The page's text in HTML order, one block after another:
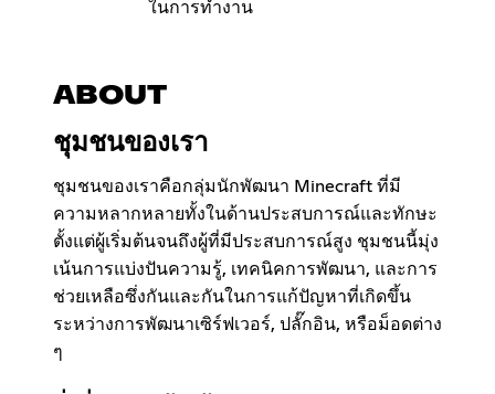
ในการทำงาน
ABOUT
ชุมชนของเรา
ชุมชนของเราคือกลุ่มนักพัฒนา Minecraft ที่มี
ความหลากหลายทั้งในด้านประสบการณ์และทักษะ
ตั้งแต่ผู้เริ่มต้นจนถึงผู้ที่มีประสบการณ์สูง ชุมชนนี้มุ่ง
เน้นการแบ่งปันความรู้, เทคนิคการพัฒนา, และการ
ช่วยเหลือซึ่งกันและกันในการแก้ปัญหาที่เกิดขึ้น
ระหว่างการพัฒนาเซิร์ฟเวอร์, ปลั๊กอิน, หรือม็อดต่าง
ๆ